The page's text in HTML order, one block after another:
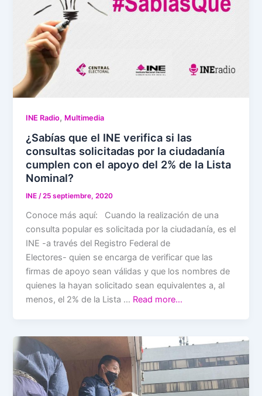
INE Radio, Multimedia
¿Sabías que el INE verifica si las
consultas solicitadas por la ciudadanía
cumplen con el apoyo del 2% de la Lista
Nominal?
INE/25 septiembre, 2020
Conoce más aquí: Cuando la realización de una
consulta popular es solicitada por la ciudadanía, es el
INE -a través del Registro Federal de
Electores- quien se encarga de verificar que las
firmas de apoyo sean válidas y que los nombres de
quienes la hayan solicitado sean equivalentes a, al
menos, el 2% de la Lista … Read more…